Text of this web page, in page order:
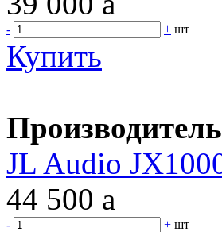
- + шт
Купить
Производитель
JL Audio
44 500 a
- + шт